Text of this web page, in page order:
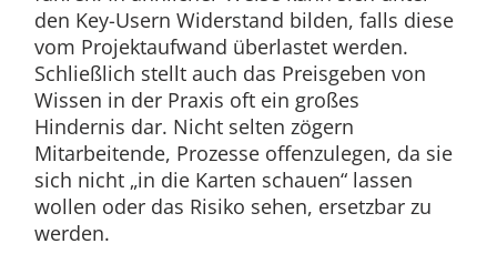
den Key-Usern Widerstand bilden, falls diese
vom Projektaufwand überlastet werden.
Schließlich stellt auch das Preisgeben von
Wissen in der Praxis oft ein großes
Hindernis dar. Nicht selten zögern
Mitarbeitende, Prozesse offenzulegen, da sie
sich nicht „in die Karten schauen“ lassen
wollen oder das Risiko sehen, ersetzbar zu
werden.